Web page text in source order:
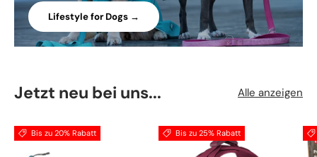
Lifestyle for Dogs →
Jetzt neu bei uns... Alle anzeigen
Bis zu 20% Rabatt Bis zu 25% Rabatt